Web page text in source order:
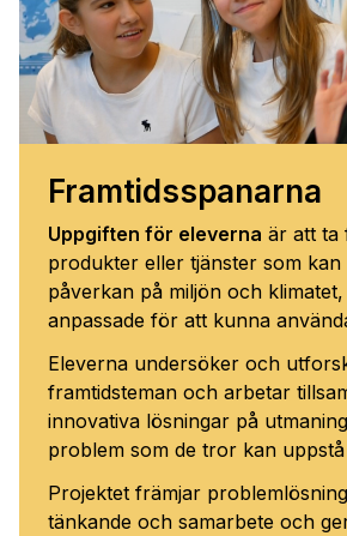
Framtidsspanarna
Uppgiften för eleverna är att ta
produkter eller tjänster som kan
påverkan på miljön och
anpassade för att kunna
Eleverna undersöker och
framtidsteman och arbetar
innovativa lösningar på
problem som de tror kan
Projektet främjar
tänkande och samarbete och